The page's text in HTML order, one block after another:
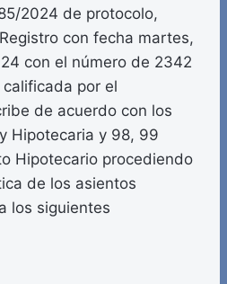
2024 de protocolo,
con fecha martes,
con el número de 2342
por el
de acuerdo con los
Hipotecaria y 98, 99
Hipotecario procediendo
de los asientos
los siguientes